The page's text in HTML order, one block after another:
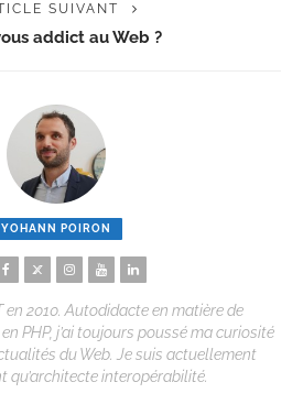
SUIVANT
addict au Web ?
YOHANN POIRON
en 2010. Autodidacte en matière de
PHP, j’ai toujours poussé ma curiosité
du Web. Je suis actuellement
qu’architecte interopérabilité.